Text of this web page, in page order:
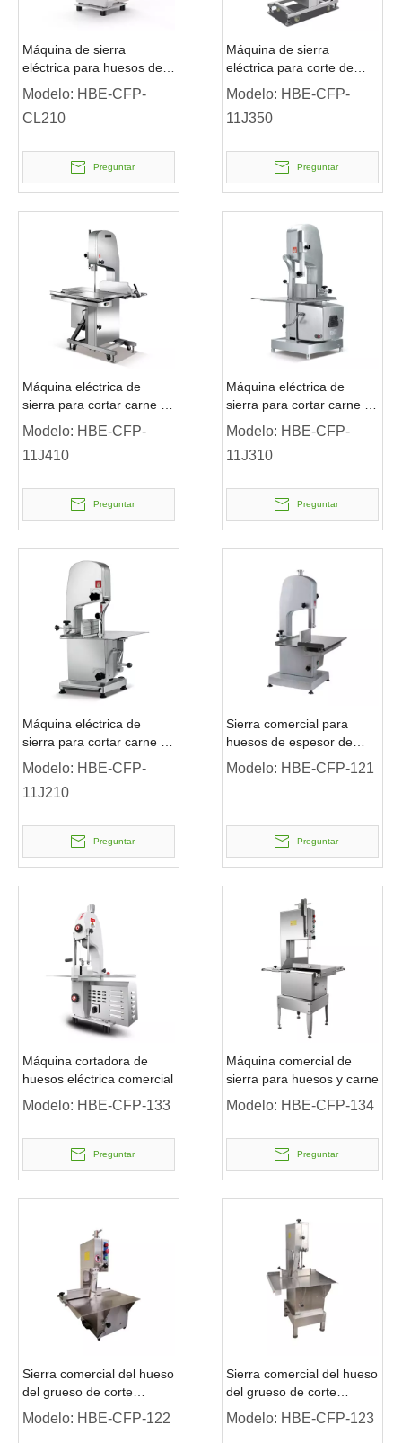
Máquina de sierra
eléctrica para huesos de
1100w
Modelo: HBE-CFP-
CL210
Preguntar
Máquina de sierra
eléctrica para corte de
carne y huesos, modelo
de suelo de 1100w, a la
venta
Modelo: HBE-CFP-
11J350
Preguntar
Máquina eléctrica de
sierra para cortar carne y
huesos, carnicero, 2200w,
a la venta
Modelo: HBE-CFP-
11J410
Preguntar
Máquina eléctrica de
sierra para cortar carne y
huesos, carnicero, 1100w,
a la venta
Modelo: HBE-CFP-
11J310
Preguntar
Máquina eléctrica de
sierra para cortar carne y
huesos, carnicero, precio
bajo, 650w, 0,88HP, a la
venta
Modelo: HBE-CFP-
11J210
Preguntar
Sierra comercial para
huesos de espesor de
corte 50~150
Modelo: HBE-CFP-121
Preguntar
Máquina cortadora de
huesos eléctrica comercial
Modelo: HBE-CFP-133
Preguntar
Máquina comercial de
sierra para huesos y carne
Modelo: HBE-CFP-134
Preguntar
Sierra comercial del hueso
del grueso de corte
225x189
Modelo: HBE-CFP-122
Sierra comercial del hueso
del grueso de corte
380x250
Modelo: HBE-CFP-123